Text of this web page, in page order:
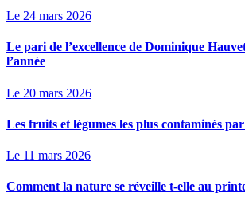
Le 24 mars 2026
Le pari de l’excellence de Dominique
l’année
Le 20 mars 2026
Les fruits et légumes les plus contaminés
Le 11 mars 2026
Comment la nature se réveille t-elle au